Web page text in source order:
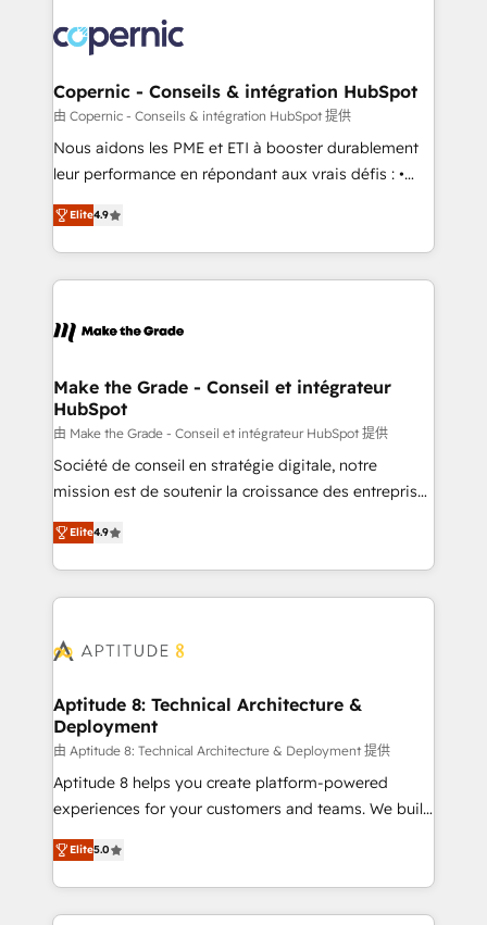
rollouts, adoption coaching. Buying HubSpot,
switching to it, or reviving a stale portal? We are
clients gain a unique advantage in CRM architecture,
pipeline generation, data intelligence, and go-to-
market execution. Why B2B Businesses Choose RP: -
Secure: Soc2 compliant 🛡️ - Pricing: Implementations
starting at $1,5k 💵 - Speed: Launch in 14 days ⚡ -
Global: 75+ RPers across five continents 🌐 - Scale:
HubSpot Partner 🪴 - Sales Hub: More
implementations than any other Partner 💻 -
agency for an Ops problem. Don't hire a technical
agency for a growth problem. Hire a partner built to
Copernic - Conseils & intégration HubSpot
由 Copernic - Conseils & intégration HubSpot 提供
Nous aidons les PME et ETI à booster durablement
leur performance en répondant aux vrais défis : •
Intégration de HubSpot avec d’autres outils (ERP,
téléphonie, etc.) • Alignement des équipes grâce à un
outil et des données partagées • Amélioration de la
collecte et de l’analyse des données pour des
de la productivité des équipes Notre équipe de 30
avec un engagement total, alignant processus
métiers et technologie, et guidant vos équipes à
travers le changement, tout en centrant vos objectifs
d’entreprise. Grâce à une méthodologie éprouvée
auprès de plus de 400 clients, nous comprenons
HubSpot dans votre organisation. Pour toute
question technique ou besoin de structuration de
Elite4.9
Make the Grade - Conseil et intégrateur
HubSpot
由 Make the Grade - Conseil et intégrateur HubSpot 提供
Société de conseil en stratégie digitale, notre
mission est de soutenir la croissance des entreprises
B2B à travers l’acquisition de nouveaux clients,
l'intégration CRM et le développement des revenus
auprès de vos comptes existants. En France et à
l'international, nous travaillons avec des ETI
delà d’une simple transformation digitale et des
➤ L’intégration de CRM et de méthodologie RevOps
pour aligner les équipes marketing, commerciales et
support client (data migration, synchronisation API,
audit et maintenance) ➤ La création de sites internet
de conversion qui transforment les visiteurs en
stratégies d'acquisition marketing (SEO, SEA,
inbound, automatisation marketing, ABM, IA,
Elite4.9
Aptitude 8: Technical Architecture &
Deployment
由 Aptitude 8: Technical Architecture & Deployment 提供
Aptitude 8 helps you create platform-powered
experiences for your customers and teams. We build
multi-hub solutions and orchestrate operations
across your entire tech stack. Aptitude 8 is trusted
by top brands such as Lenovo, Bluetooth,
International Sports Sciences Association, SXSW,
Elite5.0